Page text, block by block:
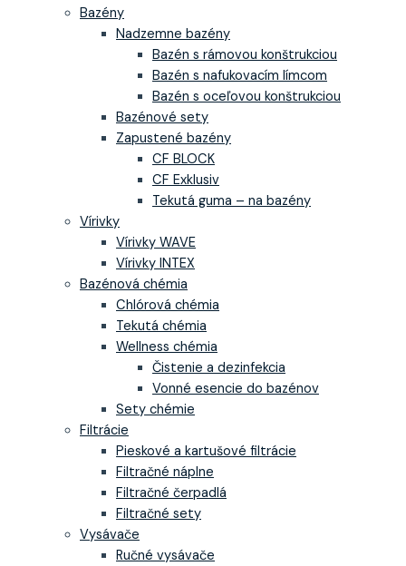
Bazény
Nadzemne bazény
Bazén s rámovou konštrukciou
Bazén s nafukovacím límcom
Bazén s oceľovou konštrukciou
Bazénové sety
Zapustené bazény
CF BLOCK
CF Exklusiv
Tekutá guma – na bazény
Vírivky
Vírivky WAVE
Vírivky INTEX
Bazénová chémia
Chlórová chémia
Tekutá chémia
Wellness chémia
Čistenie a dezinfekcia
Vonné esencie do bazénov
Sety chémie
Filtrácie
Pieskové a kartušové filtrácie
Filtračné náplne
Filtračné čerpadlá
Filtračné sety
Vysávače
Ručné vysávače